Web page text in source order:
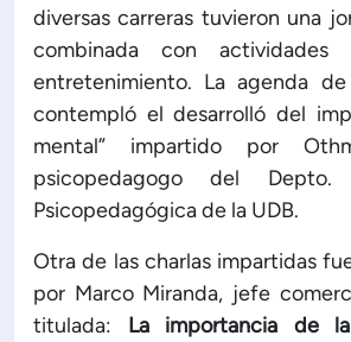
Políticas institucionales
Acreditaciones
Boletín de noticias
Línea de tiempo
diversas carreras tuvieron una
combinada con
entretenimiento. La agenda
contempló el desarrolló del
mental” impartido por
psicopedagogo del
Psicopedagógica de la UDB.
Otra de las charlas impartidas
por Marco Miranda, jefe
titulada: La importancia de